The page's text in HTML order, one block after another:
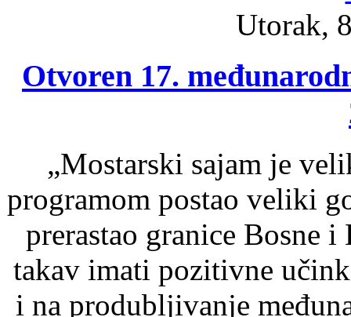
Utorak,
Otvoren 17.
„Mostarski sajam je
programom postao veliki
prerastao granice Bosne
takav imati pozitivne
i na produbljivanje